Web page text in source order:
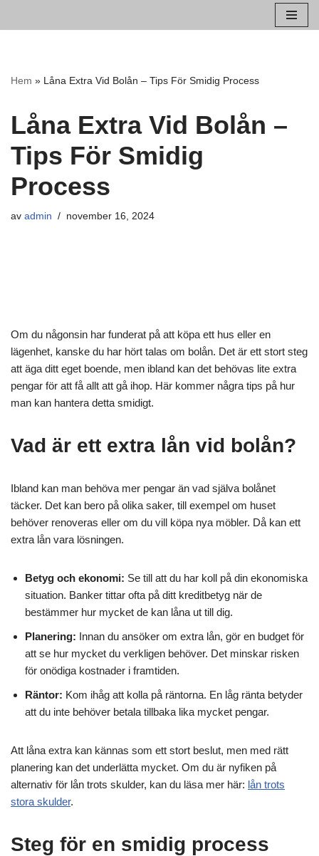
Hem » Låna Extra Vid Bolån – Tips För Smidig Process
Låna Extra Vid Bolån –
Tips För Smidig
Process
av admin november 16, 2024
Om du någonsin har funderat på att köpa ett hus eller en
lägenhet, kanske du har hört talas om bolån. Det är ett stort steg
att äga ditt eget boende, men ibland kan det behövas lite extra
pengar för att få allt att gå ihop. Här kommer några tips på hur
man kan hantera detta smidigt.
Vad är ett extra lån vid bolån?
Ibland kan man behöva mer pengar än vad själva bolånet
täcker. Det kan bero på olika saker, till exempel om huset
behöver renoveras eller om du vill köpa nya möbler. Då kan ett
extra lån vara lösningen.
Betyg och ekonomi: Se till att du har koll på din ekonomiska
situation. Banker tittar ofta på ditt kreditbetyg när de
bestämmer hur mycket de kan låna ut till dig.
Planering: Innan du ansöker om extra lån, gör en budget för
att se hur mycket du verkligen behöver. Det minskar risken
för onödiga kostnader i framtiden.
Räntor: Kom ihåg att kolla på räntorna. En låg ränta betyder
att du inte behöver betala tillbaka lika mycket pengar.
Att låna extra kan kännas som ett stort beslut, men med rätt
planering kan det underlätta mycket. Om du är nyfiken på
alternativ för lån trots skulder, kan du läsa mer här: lån trots
stora skulder.
Steg för en smidig process